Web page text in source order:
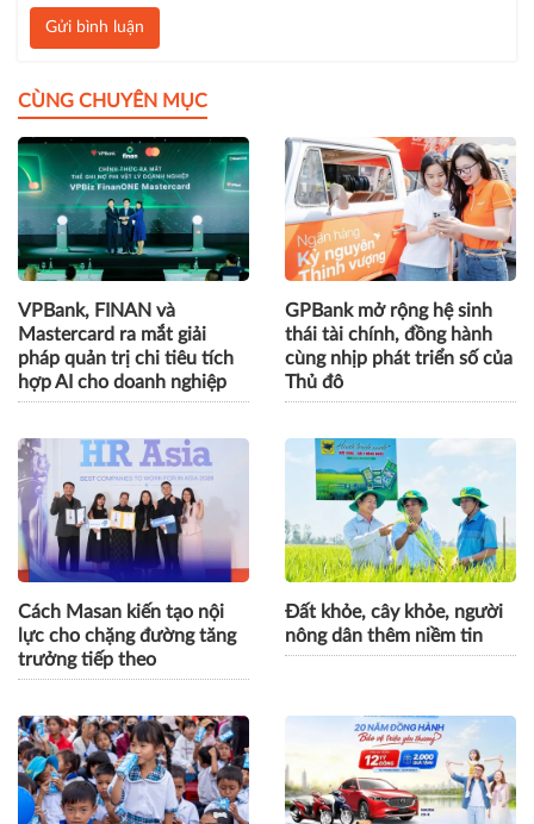
Gửi bình luận
CÙNG CHUYÊN MỤC
VPBank, FINAN và
Mastercard ra mắt giải
pháp quản trị chi tiêu tích
hợp AI cho doanh nghiệp
GPBank mở rộng hệ sinh
thái tài chính, đồng hành
cùng nhịp phát triển số của
Thủ đô
Cách Masan kiến tạo nội
lực cho chặng đường tăng
trưởng tiếp theo
Đất khỏe, cây khỏe, người
nông dân thêm niềm tin